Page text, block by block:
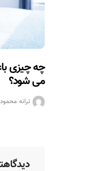
چه چیزی
می شود؟
ترانه